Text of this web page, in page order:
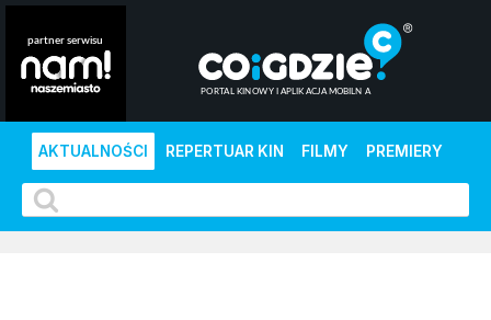
AKTUALNOŚCI REPERTUAR KIN FILMY PREMIERY